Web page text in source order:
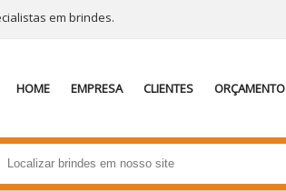
em brindes.
HOME EMPRESA CLIENTES ORÇAMENTO